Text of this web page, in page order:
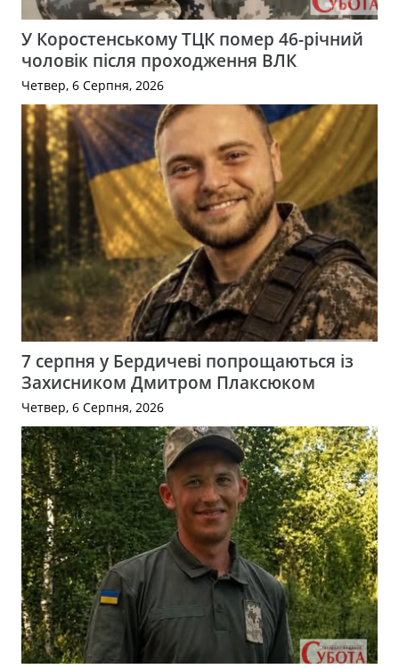
У Коростенському ТЦК помер 46-річний
чоловік після проходження ВЛК
Четвер, 6 Серпня, 2026
7 серпня у Бердичеві попрощаються із
Захисником Дмитром Плаксюком
Четвер, 6 Серпня, 2026